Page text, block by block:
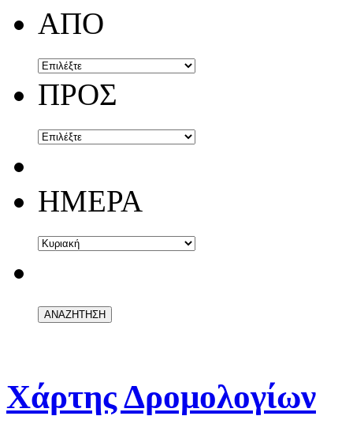
ΑΠΟ
ΠΡΟΣ
ΗΜΕΡΑ
Χάρτης Δρομολογίων